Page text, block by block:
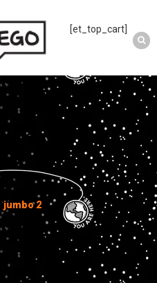
[et_top_cart]
jumbo 2